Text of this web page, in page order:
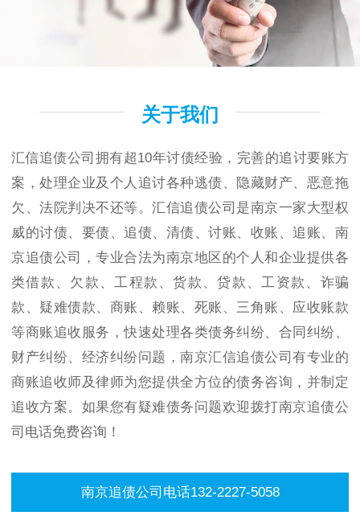
关于我们
汇信追债公司拥有超10年讨债经验，完善的追讨要账方
案，处理企业及个人追讨各种逃债、隐藏财产、恶意拖
欠、法院判决不还等。汇信追债公司是南京一家大型权
威的讨债、要债、追债、清债、讨账、收账、追账、南
京追债公司，专业合法为南京地区的个人和企业提供各
类借款、欠款、工程款、货款、贷款、工资款、诈骗
款、疑难债款、商账、赖账、死账、三角账、应收账款
等商账追收服务，快速处理各类债务纠纷、合同纠纷、
财产纠纷、经济纠纷问题，南京汇信追债公司有专业的
商账追收师及律师为您提供全方位的债务咨询，并制定
追收方案。如果您有疑难债务问题欢迎拨打南京追债公
司电话免费咨询！
南京追债公司电话132-2227-5058